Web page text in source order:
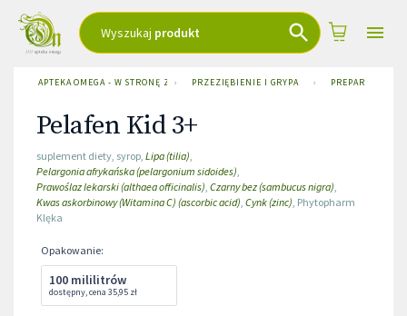
Wyszukaj produkt
APTEKA OMEGA - W STRONĘ ZDROWIA
› PRZEZIĘBIENIE I GRYPA › PREPARATY
Pelafen Kid 3+
suplement diety, syrop, Lipa (tilia),
Pelargonia afrykańska (pelargonium sidoides),
Prawoślaz lekarski (althaea officinalis), Czarny bez (sambucus nigra),
Kwas askorbinowy (Witamina C) (ascorbic acid), Cynk (zinc), Phytopharm
Klęka
Opakowanie:
100 mililitrów
dostępny,cena 35,95 zł